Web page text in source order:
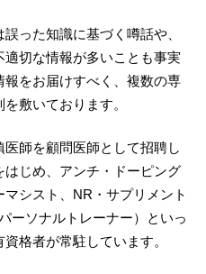
った知識に基づく噂話や、
切な情報が多いことも事実
をお届けすべく、複数の専
敷いております。
師を顧問医師として招聘し
じめ、アンチ・ドーピング
シスト、NR・サプリメント
ーソナルトレーナー）といっ
格者が常駐しています。